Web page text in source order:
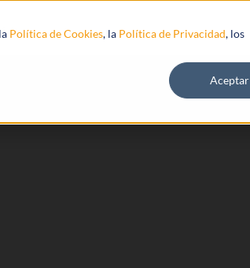
Política de Cookies, la Política de Privacidad, los
Aceptar